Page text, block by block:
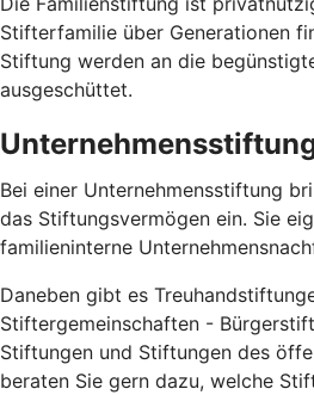
Stifterfamilie über Generationen
Stiftung werden an die
ausgeschüttet.
Bei einer Unternehmensstiftung
das Stiftungsvermögen ein. Sie
familieninterne
Daneben gibt es
Stiftergemeinschaften -
Stiftungen und Stiftungen des
beraten Sie gern dazu, welche